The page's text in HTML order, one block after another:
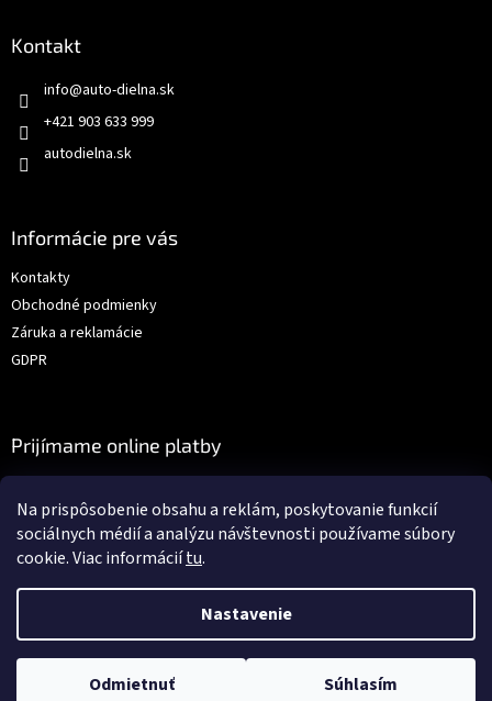
Na prispôsobenie obsahu a reklám, poskytovanie funkcií
sociálnych médií a analýzu návštevnosti používame súbory
cookie. Viac informáciítu.
Nastavenie
Odmietnuť Súhlasím
Kontakt
info@auto-dielna.sk
+421 903 633 999
autodielna.sk
Informácie pre vás
Kontakty
Obchodné podmienky
Záruka a reklamácie
GDPR
Prijímame online platby
Copyright 2026Auto-dielna.sk. Všetky práva vyhradené.Upraviť